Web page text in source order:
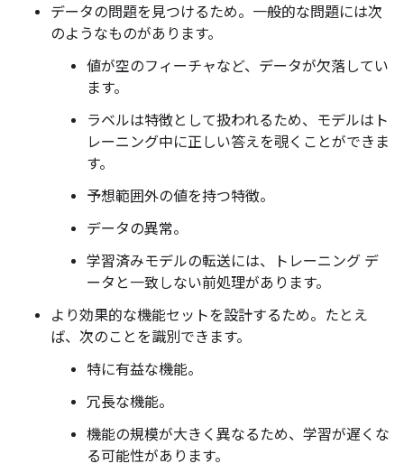
データの問題を見つけるため。一般的な問題には次
のようなものがあります。
値が空のフィーチャなど、データが欠落してい
ます。
ラベルは特徴として扱われるため、モデルはト
レーニング中に正しい答えを覗くことができま
す。
予想範囲外の値を持つ特徴。
データの異常。
学習済みモデルの転送には、トレーニング デ
ータと一致しない前処理があります。
より効果的な機能セットを設計するため。たとえ
ば、次のことを識別できます。
特に有益な機能。
冗長な機能。
機能の規模が大きく異なるため、学習が遅くな
る可能性があります。